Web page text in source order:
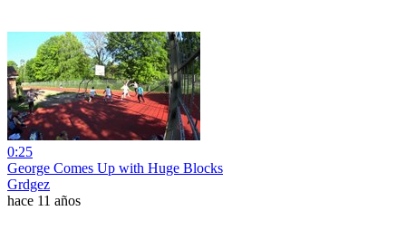
0:25
George Comes Up with Huge Blocks
Grdgez
hace 11 años